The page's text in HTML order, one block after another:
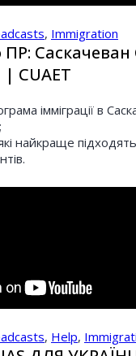
, Immigration
ПР: Саскачеван
CUAET
імміграції в
найкраще
, Help,